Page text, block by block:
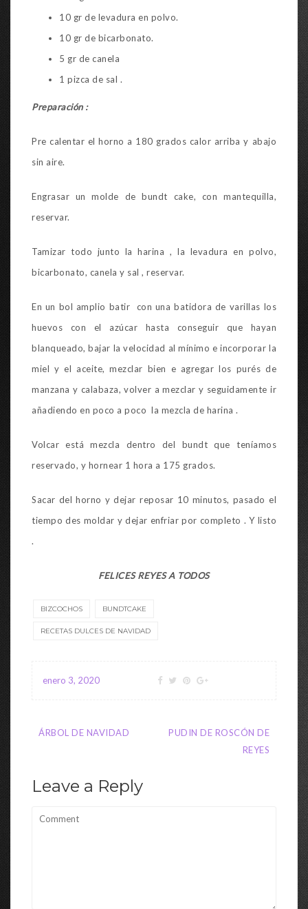
10 gr de levadura en polvo.
10 gr de bicarbonato.
5 gr de canela
1 pizca de sal .
Preparación :
Pre calentar el horno a 180 grados calor arriba y abajo
sin aire.
Engrasar un molde de bundt cake, con mantequilla,
reservar.
Tamizar todo junto la harina , la levadura en polvo,
bicarbonato, canela y sal , reservar.
En un bol amplio batir con una batidora de varillas los
huevos con el azúcar hasta conseguir que hayan
blanqueado, bajar la velocidad al mínimo e incorporar la
miel y el aceite, mezclar bien e agregar los purés de
manzana y calabaza, volver a mezclar y seguidamente ir
añadiendo en poco a poco la mezcla de harina .
Volcar está mezcla dentro del bundt que teníamos
reservado, y hornear 1 hora a 175 grados.
Sacar del horno y dejar reposar 10 minutos, pasado el
tiempo des moldar y dejar enfriar por completo . Y listo
.
FELICES REYES A TODOS
BIZCOCHOS BUNDTCAKE
RECETAS DULCES DE NAVIDAD
enero 3, 2020
Navegación
ÁRBOL DE NAVIDAD
PUDIN DE ROSCÓN DE
REYES
Leave a Reply